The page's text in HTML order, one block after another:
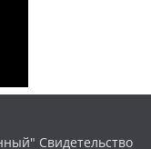
Свидетельство